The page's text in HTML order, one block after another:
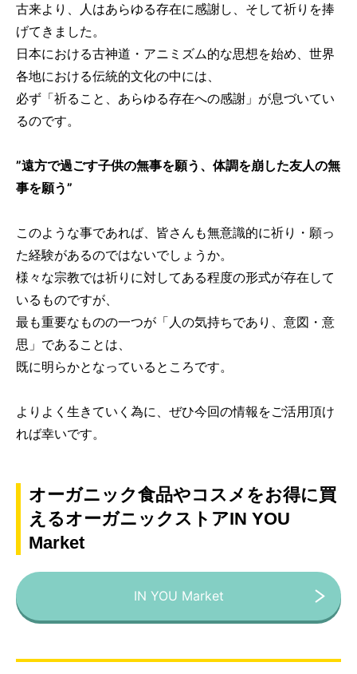
古来より、人はあらゆる存在に感謝し、そして祈りを捧
げてきました。
日本における古神道・アニミズム的な思想を始め、世界
各地における伝統的文化の中には、
必ず「祈ること、あらゆる存在への感謝」が息づいてい
るのです。
”遠方で過ごす子供の無事を願う、体調を崩した友人の無
事を願う”
このような事であれば、皆さんも無意識的に祈り・願っ
た経験があるのではないでしょうか。
様々な宗教では祈りに対してある程度の形式が存在して
いるものですが、
最も重要なものの一つが「人の気持ちであり、意図・意
思」であることは、
既に明らかとなっているところです。
よりよく生きていく為に、ぜひ今回の情報をご活用頂け
れば幸いです。
オーガニック食品やコスメをお得に買
えるオーガニックストアIN YOU
Market
IN YOU Market